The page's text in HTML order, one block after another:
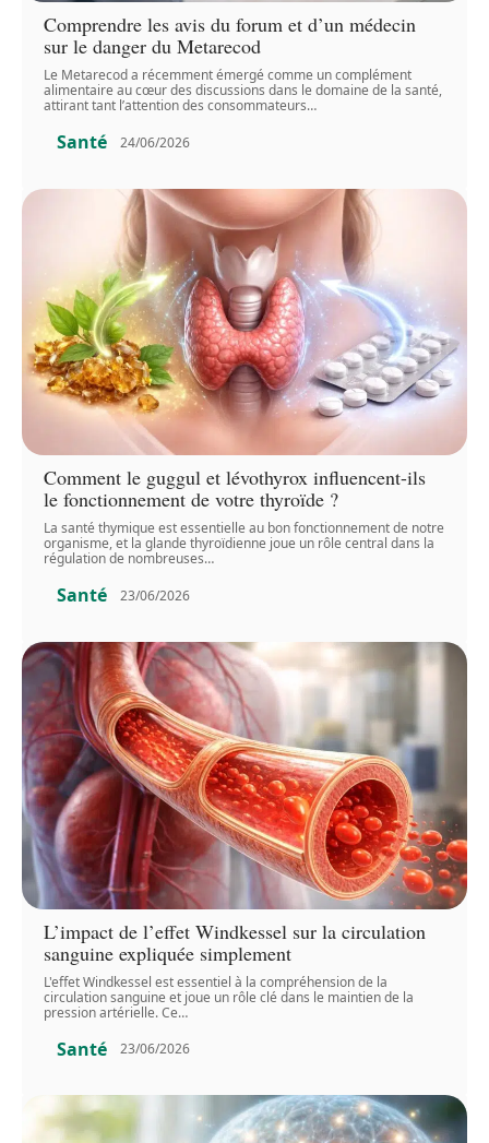
Comprendre les avis du forum et d’un médecin
sur le danger du Metarecod
Le Metarecod a récemment émergé comme un complément
alimentaire au cœur des discussions dans le domaine de la santé,
attirant tant l’attention des consommateurs…
Santé 24/06/2026
Comment le guggul et lévothyrox influencent-ils
le fonctionnement de votre thyroïde ?
La santé thymique est essentielle au bon fonctionnement de notre
organisme, et la glande thyroïdienne joue un rôle central dans la
régulation de nombreuses…
Santé 23/06/2026
L’impact de l’effet Windkessel sur la circulation
sanguine expliquée simplement
L'effet Windkessel est essentiel à la compréhension de la
circulation sanguine et joue un rôle clé dans le maintien de la
pression artérielle. Ce…
Santé 23/06/2026